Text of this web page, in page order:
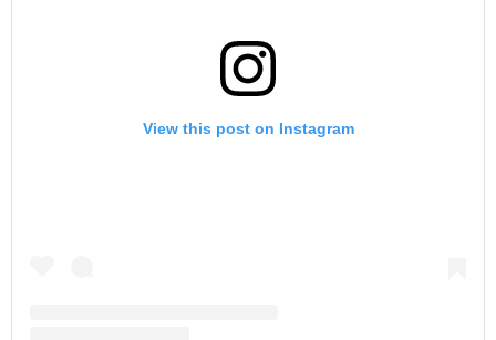
View this post on Instagram